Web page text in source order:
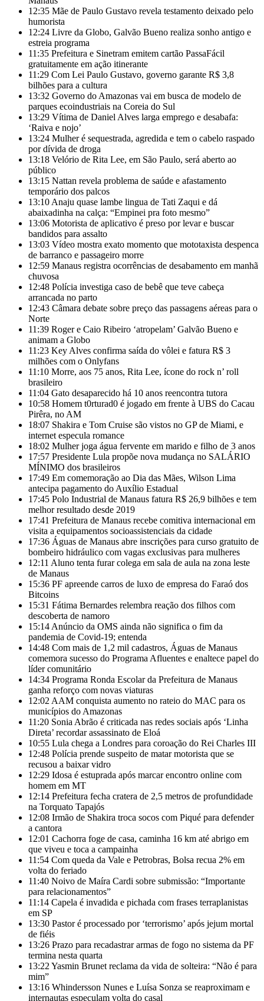
12:35 Mãe de Paulo Gustavo revela testamento deixado pelo
humorista
12:24 Livre da Globo, Galvão Bueno realiza sonho antigo e
estreia programa
11:35 Prefeitura e Sinetram emitem cartão PassaFácil
gratuitamente em ação itinerante
11:29 Com Lei Paulo Gustavo, governo garante R$ 3,8
bilhões para a cultura
13:32 Governo do Amazonas vai em busca de modelo de
parques ecoindustriais na Coreia do Sul
13:29 Vítima de Daniel Alves larga emprego e desabafa:
‘Raiva e nojo’
13:24 Mulher é sequestrada, agredida e tem o cabelo raspado
por dívida de droga
13:18 Velório de Rita Lee, em São Paulo, será aberto ao
público
13:15 Nattan revela problema de saúde e afastamento
temporário dos palcos
13:10 Anaju quase lambe lingua de Tati Zaqui e dá
abaixadinha na calça: “Empinei pra foto mesmo”
13:06 Motorista de aplicativo é preso por levar e buscar
bandidos para assalto
13:03 Vídeo mostra exato momento que mototaxista despenca
de barranco e passageiro morre
12:59 Manaus registra ocorrências de desabamento em manhã
chuvosa
12:48 Polícia investiga caso de bebê que teve cabeça
arrancada no parto
12:43 Câmara debate sobre preço das passagens aéreas para o
Norte
11:39 Roger e Caio Ribeiro ‘atropelam’ Galvão Bueno e
animam a Globo
11:23 Key Alves confirma saída do vôlei e fatura R$ 3
milhões com o Onlyfans
11:10 Morre, aos 75 anos, Rita Lee, ícone do rock n’ roll
brasileiro
11:04 Gato desaparecido há 10 anos reencontra tutora
10:58 Homem t0rturad0 é jogado em frente à UBS do Cacau
Pirêra, no AM
18:07 Shakira e Tom Cruise são vistos no GP de Miami, e
internet especula romance
18:02 Mulher joga água fervente em marido e filho de 3 anos
17:57 Presidente Lula propõe nova mudança no SALÁRIO
MÍNIMO dos brasileiros
17:49 Em comemoração ao Dia das Mães, Wilson Lima
antecipa pagamento do Auxílio Estadual
17:45 Polo Industrial de Manaus fatura R$ 26,9 bilhões e tem
melhor resultado desde 2019
17:41 Prefeitura de Manaus recebe comitiva internacional em
visita a equipamentos socioassistenciais da cidade
17:36 Águas de Manaus abre inscrições para curso gratuito de
bombeiro hidráulico com vagas exclusivas para mulheres
12:11 Aluno tenta furar colega em sala de aula na zona leste
de Manaus
15:36 PF apreende carros de luxo de empresa do Faraó dos
Bitcoins
15:31 Fátima Bernardes relembra reação dos filhos com
descoberta de namoro
15:14 Anúncio da OMS ainda não significa o fim da
pandemia de Covid-19; entenda
14:48 Com mais de 1,2 mil cadastros, Águas de Manaus
comemora sucesso do Programa Afluentes e enaltece papel do
líder comunitário
14:34 Programa Ronda Escolar da Prefeitura de Manaus
ganha reforço com novas viaturas
12:02 AAM conquista aumento no rateio do MAC para os
municípios do Amazonas
11:20 Sonia Abrão é criticada nas redes sociais após ‘Linha
Direta’ recordar assassinato de Eloá
10:55 Lula chega a Londres para coroação do Rei Charles III
12:48 Polícia prende suspeito de matar motorista que se
recusou a baixar vidro
12:29 Idosa é estuprada após marcar encontro online com
homem em MT
12:14 Prefeitura fecha cratera de 2,5 metros de profundidade
na Torquato Tapajós
12:08 Irmão de Shakira troca socos com Piqué para defender
a cantora
12:01 Cachorra foge de casa, caminha 16 km até abrigo em
que viveu e toca a campainha
11:54 Com queda da Vale e Petrobras, Bolsa recua 2% em
volta do feriado
11:40 Noivo de Maíra Cardi sobre submissão: “Importante
para relacionamentos”
11:14 Capela é invadida e pichada com frases terraplanistas
em SP
13:30 Pastor é processado por ‘terrorismo’ após jejum mortal
de fiéis
13:26 Prazo para recadastrar armas de fogo no sistema da PF
termina nesta quarta
13:22 Yasmin Brunet reclama da vida de solteira: “Não é para
mim”
13:16 Whindersson Nunes e Luísa Sonza se reaproximam e
internautas especulam volta do casal